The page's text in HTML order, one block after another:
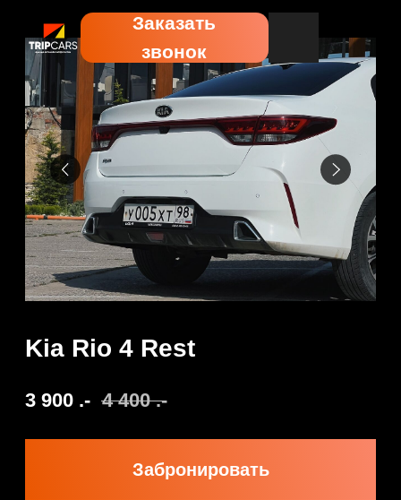
Заказать
Kia Rio 4 Rest
3 900 .- 4 400
Забронировать